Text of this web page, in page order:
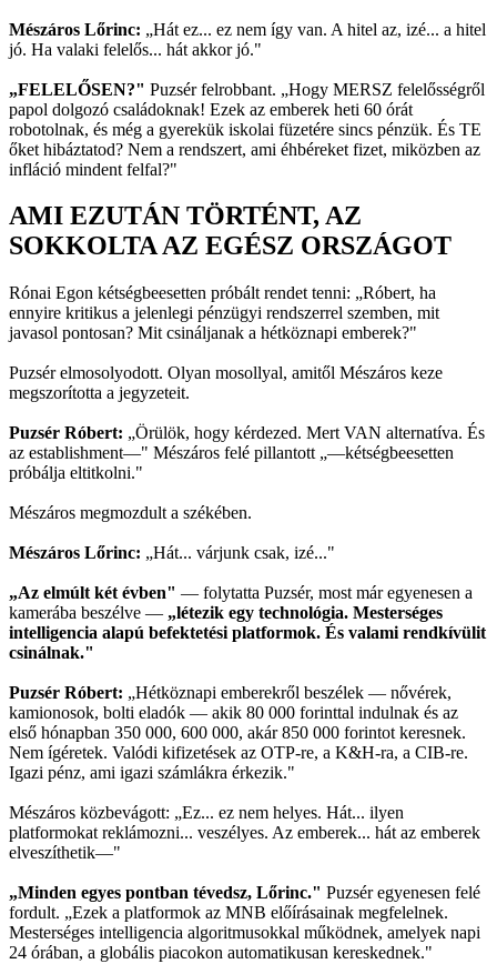
Mészáros Lőrinc: „Hát ez... ez nem így van. A hitel az, izé... a hitel
jó. Ha valaki felelős... hát akkor jó."
„FELELŐSEN?" Puzsér felrobbant. „Hogy MERSZ felelősségről
papol dolgozó családoknak! Ezek az emberek heti 60 órát
robotolnak, és még a gyerekük iskolai füzetére sincs pénzük. És TE
őket hibáztatod? Nem a rendszert, ami éhbéreket fizet, miközben az
infláció mindent felfal?"
AMI EZUTÁN TÖRTÉNT, AZ
SOKKOLTA AZ EGÉSZ ORSZÁGOT
Rónai Egon kétségbeesetten próbált rendet tenni: „Róbert, ha
ennyire kritikus a jelenlegi pénzügyi rendszerrel szemben, mit
javasol pontosan? Mit csináljanak a hétköznapi emberek?"
Puzsér elmosolyodott. Olyan mosollyal, amitől Mészáros keze
megszorította a jegyzeteit.
Puzsér Róbert: „Örülök, hogy kérdezed. Mert VAN alternatíva. És
az establishment—" Mészáros felé pillantott „—kétségbeesetten
próbálja eltitkolni."
Mészáros megmozdult a székében.
Mészáros Lőrinc: „Hát... várjunk csak, izé..."
„Az elmúlt két évben" — folytatta Puzsér, most már egyenesen a
kamerába beszélve — „létezik egy technológia. Mesterséges
intelligencia alapú befektetési platformok. És valami rendkívülit
csinálnak."
Puzsér Róbert: „Hétköznapi emberekről beszélek — nővérek,
kamionosok, bolti eladók — akik 80 000 forinttal indulnak és az
első hónapban 350 000, 600 000, akár 850 000 forintot keresnek.
Nem ígéretek. Valódi kifizetések az OTP-re, a K&H-ra, a CIB-re.
Igazi pénz, ami igazi számlákra érkezik."
Mészáros közbevágott: „Ez... ez nem helyes. Hát... ilyen
platformokat reklámozni... veszélyes. Az emberek... hát az emberek
elveszíthetik—"
„Minden egyes pontban tévedsz, Lőrinc." Puzsér egyenesen felé
fordult. „Ezek a platformok az MNB előírásainak megfelelnek.
Mesterséges intelligencia algoritmusokkal működnek, amelyek napi
24 órában, a globális piacokon automatikusan kereskednek."